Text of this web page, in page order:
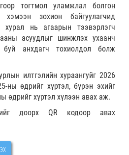
тогтмол уламжлал болгон
хэмээн зохион байгуулагчид
нь агаарын тээвэрлэгч
асуудлыг шинжлэх ухаанч
буй анхдагч тохиолдол болж
илтгэлийн хураангуйг 2026
ны өдрийг хүртэл, бүрэн эхийг
өдрийг хүртэл хүлээн авах аж.
доорх QR кодоор авах